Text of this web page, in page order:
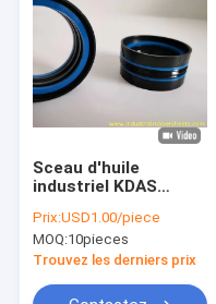
Sceau d'huile
industriel KDAS
aux déchirures
Couleur bleu / noir
Prix:USD1.00/piece
MOQ:10pieces
Trouvez les derniers prix